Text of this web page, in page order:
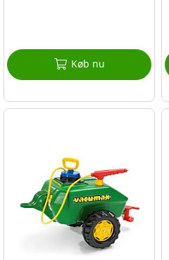
Køb nu